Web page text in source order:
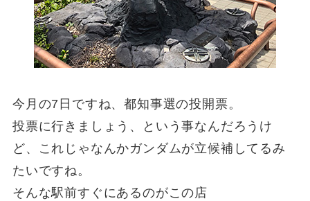
今月の7日ですね、都知事選の投開票。
投票に行きましょう、という事なんだろうけ
ど、これじゃなんかガンダムが立候補してるみ
たいですね。
そんな駅前すぐにあるのがこの店